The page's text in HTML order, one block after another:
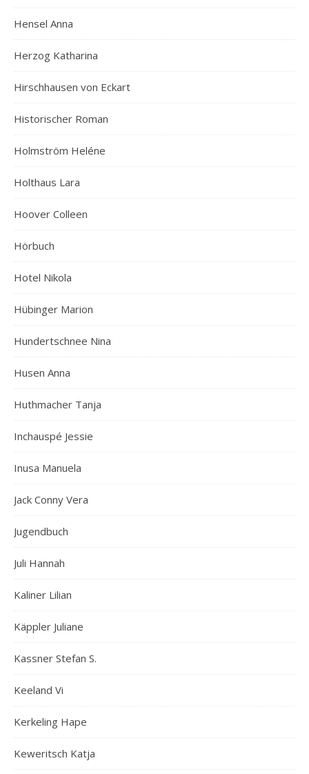
Hensel Anna
Herzog Katharina
Hirschhausen von Eckart
Historischer Roman
Holmström Heléne
Holthaus Lara
Hoover Colleen
Hörbuch
Hotel Nikola
Hübinger Marion
Hundertschnee Nina
Husen Anna
Huthmacher Tanja
Inchauspé Jessie
Inusa Manuela
Jack Conny Vera
Jugendbuch
Juli Hannah
Kaliner Lilian
Käppler Juliane
Kassner Stefan S.
Keeland Vi
Kerkeling Hape
Keweritsch Katja